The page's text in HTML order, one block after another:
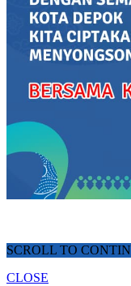
SCROLL TO
CLOSE